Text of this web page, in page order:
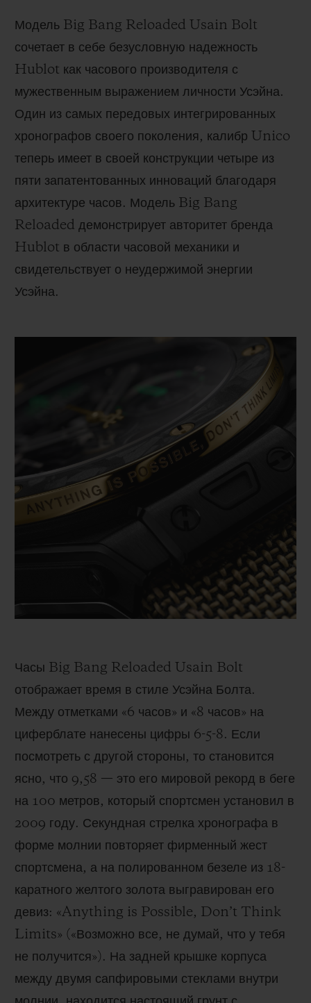
Модель Big Bang Reloaded Usain Bolt
сочетает в себе безусловную надежность
Hublot как часового производителя с
мужественным выражением личности Усэйна.
Один из самых передовых интегрированных
хронографов своего поколения, калибр Unico
теперь имеет в своей конструкции четыре из
пяти запатентованных инноваций благодаря
архитектуре часов. Модель Big Bang
Reloaded демонстрирует авторитет бренда
Hublot в области часовой механики и
свидетельствует о неудержимой энергии
Усэйна.
Часы Big Bang Reloaded Usain Bolt
отображает время в стиле Усэйна Болта.
Между отметками «6 часов» и «8 часов» на
циферблате нанесены цифры 6-5-8. Если
посмотреть с другой стороны, то становится
ясно, что 9,58 — это его мировой рекорд в беге
на 100 метров, который спортсмен установил в
2009 году. Секундная стрелка хронографа в
форме молнии повторяет фирменный жест
спортсмена, а на полированном безеле из 18-
каратного желтого золота выгравирован его
девиз: «Anything is Possible, Don’t Think
Limits» («Возможно все, не думай, что у тебя
не получится»). На задней крышке корпуса
между двумя сапфировыми стеклами внутри